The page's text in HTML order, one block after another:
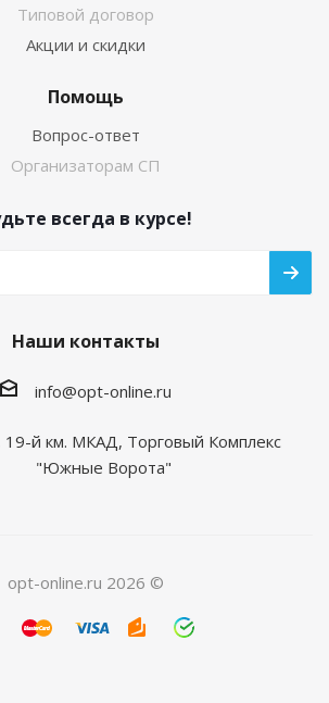
Типовой договор
Акции и скидки
Помощь
Вопрос-ответ
Организаторам СП
всегда в курсе!
Наши контакты
info@opt-online.ru
19-й км. МКАД, Торговый Комплекс
"Южные Ворота"
opt-online.ru 2026 ©